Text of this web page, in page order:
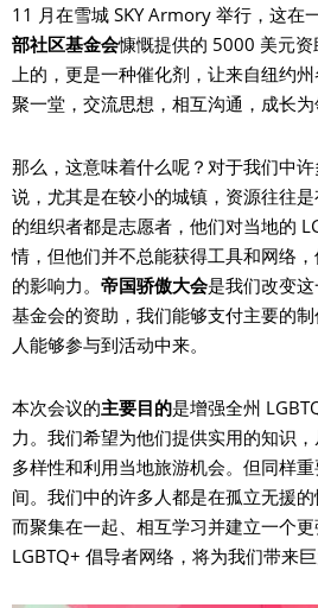
11 月在雪城 SKY Armory 举行，这在
部社区基金会慷慨提供的 5000 美元
上的，更是一种催化剂，让来自纽约
聚一堂，交流思想，相互沟通，成长为
那么，这意味着什么呢？对于我们中
说，尤其是在较小的城镇，资源往往
的组织者都是志愿者，他们对当地的
情，但他们并不总能获得工具和网络
的影响力。 帝国骄傲大会是我们改变
基金会的资助，我们能够支付主要的
人能够参与到活动中来。
本次会议的主要目的是增强全州
力。我们希望为他们提供实用的知识
多样性和利用当地旅游机会。但同样
间。我们中的许多人都是在孤立无援
而聚集在一起、相互学习并建立一个
LGBTQ+ 倡导者网络，将为我们带来巨